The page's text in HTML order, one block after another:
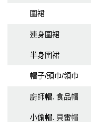
圍裙
連身圍裙
半身圍裙
帽子/頭巾/領巾
廚師帽. 食品帽
小偷帽. 貝雷帽